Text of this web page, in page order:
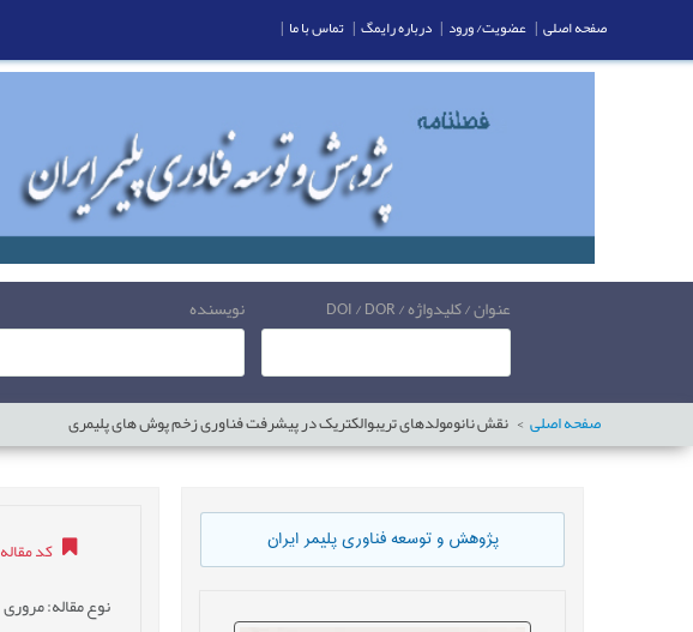
عنوان / کلیدواژه / DOI / DOR نویسنده
صفحه اصلی نقش نانومولدهای تریبوالکتریک در پیشرفت فناوری زخم پوش های پلیمری
پژوهش و توسعه فناوری پلیمر ایران کد مقاله
نوع مقاله: مروری
صفحه اصلی | عضویت/ ورود | درباره رایمگ | تماس با ما |